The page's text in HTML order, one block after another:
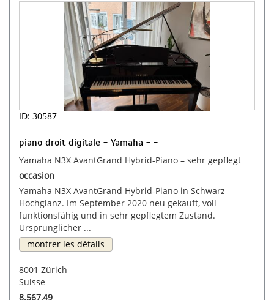
ID: 30587
piano droit digitale - Yamaha - -
Yamaha N3X AvantGrand Hybrid-Piano – sehr gepflegt
occasion
Yamaha N3X AvantGrand Hybrid-Piano in Schwarz
Hochglanz. Im September 2020 neu gekauft, voll
funktionsfähig und in sehr gepflegtem Zustand.
Ursprünglicher ...
montrer les détails
8001 Zürich
Suisse
8.567,49